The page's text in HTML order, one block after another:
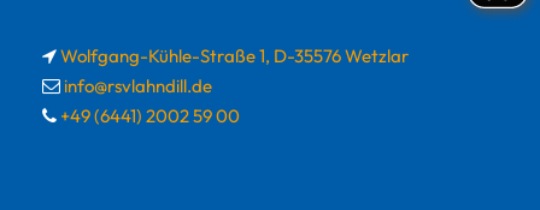
Wolfgang-Kühle-Straße 1, D-35576 Wetzlar
info@rsvlahndill.de
+49 (6441) 2002 59 00